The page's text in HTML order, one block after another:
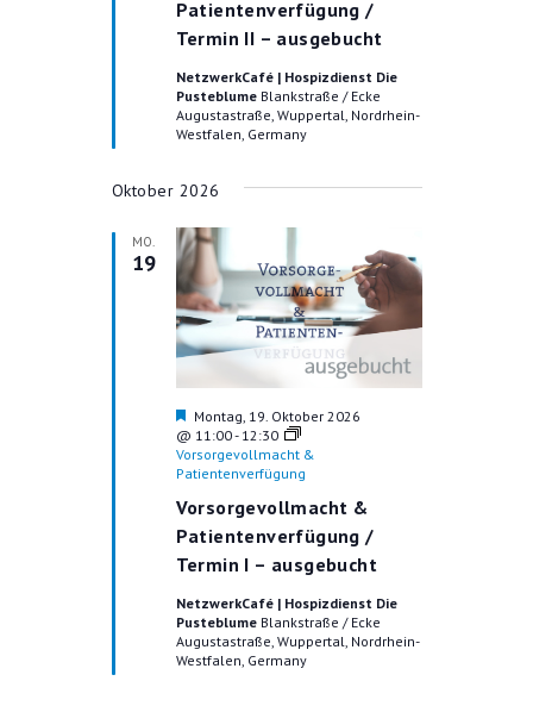
Patientenverfügung /
Termin II – ausgebucht
e
h
b
e
n
NetzwerkCafé | Hospizdienst Die
Pusteblume Blankstraße / Ecke
Augustastraße, Wuppertal, Nordrhein-
Westfalen, Germany
Oktober 2026
MO.
19
Vorsorgevollmacht &
Patientenverfügung /
Termin I – ausgebucht
H
e
r
v
r
e
h
b
e
n
Montag, 19. Oktober 2026
@ 11:00- 12:30
Vorsorgevollmacht &
Patientenverfügung
NetzwerkCafé | Hospizdienst Die
Pusteblume Blankstraße / Ecke
Augustastraße, Wuppertal, Nordrhein-
Westfalen, Germany